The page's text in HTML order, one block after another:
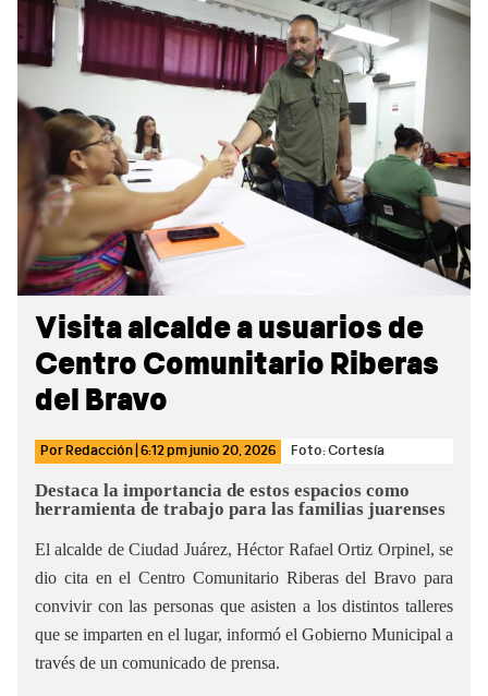
Visita alcalde a usuarios de
Centro Comunitario Riberas
del Bravo
Por Redacción 6:12 pmjunio 20, 2026 Foto: Cortesía
Destaca la importancia de estos espacios como
herramienta de trabajo para las familias juarenses
El alcalde de Ciudad Juárez, Héctor Rafael Ortiz Orpinel, se
dio cita en el Centro Comunitario Riberas del Bravo para
convivir con las personas que asisten a los distintos talleres
que se imparten en el lugar, informó el Gobierno Municipal a
través de un comunicado de prensa.
Sidebar